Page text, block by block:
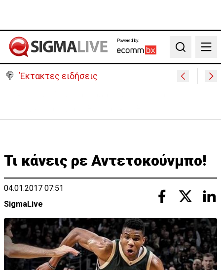
Powered by:
Search
Έκτακτες ειδήσεις
Τι κάνεις ρε Αντετοκούνμπο!
04.01.2017 07:51
SigmaLive